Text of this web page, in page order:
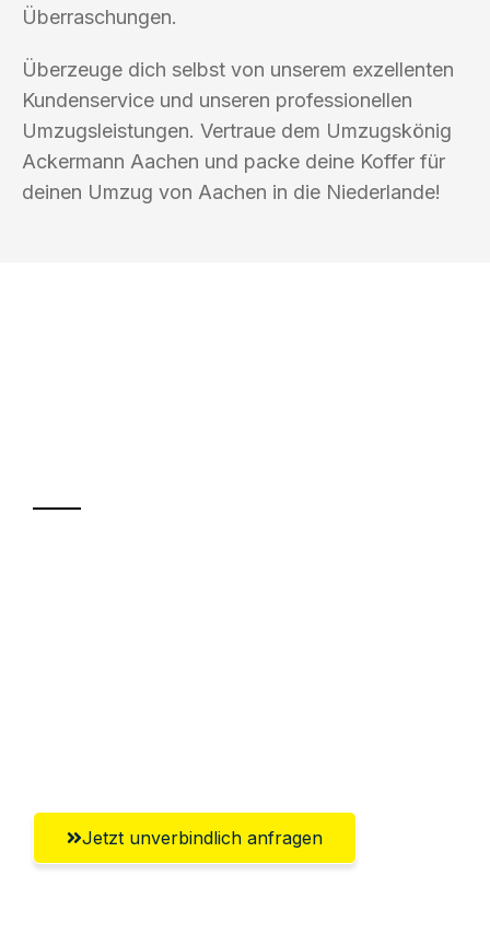
Überraschungen.
Überzeuge dich selbst von unserem exzellenten
Kundenservice und unseren professionellen
Umzugsleistungen. Vertraue dem Umzugskönig
Ackermann Aachen und packe deine Koffer für
deinen Umzug von Aachen in die Niederlande!
Jetzt unverbindlich anfragen